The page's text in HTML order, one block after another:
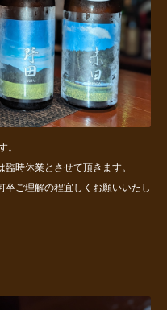
。
時休業とさせて頂きます。
卒ご理解の程宜しくお願いいたし